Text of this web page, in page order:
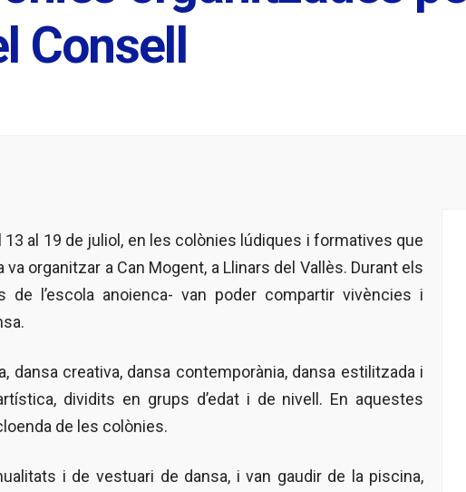
Consell
al 19 de juliol, en les colònies lúdiques i formatives que
va organitzar a Can Mogent, a Llinars del Vallès. Durant els
l’escola anoienca- van poder compartir vivències i
creativa, dansa contemporània, dansa estilitzada i
dividits en grups d’edat i de nivell. En aquestes
de les colònies.
i de vestuari de dansa, i van gaudir de la piscina,